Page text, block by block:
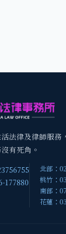
法律及律師服務
有死角。
177880
北部：
桃竹：
南部：
花蓮：